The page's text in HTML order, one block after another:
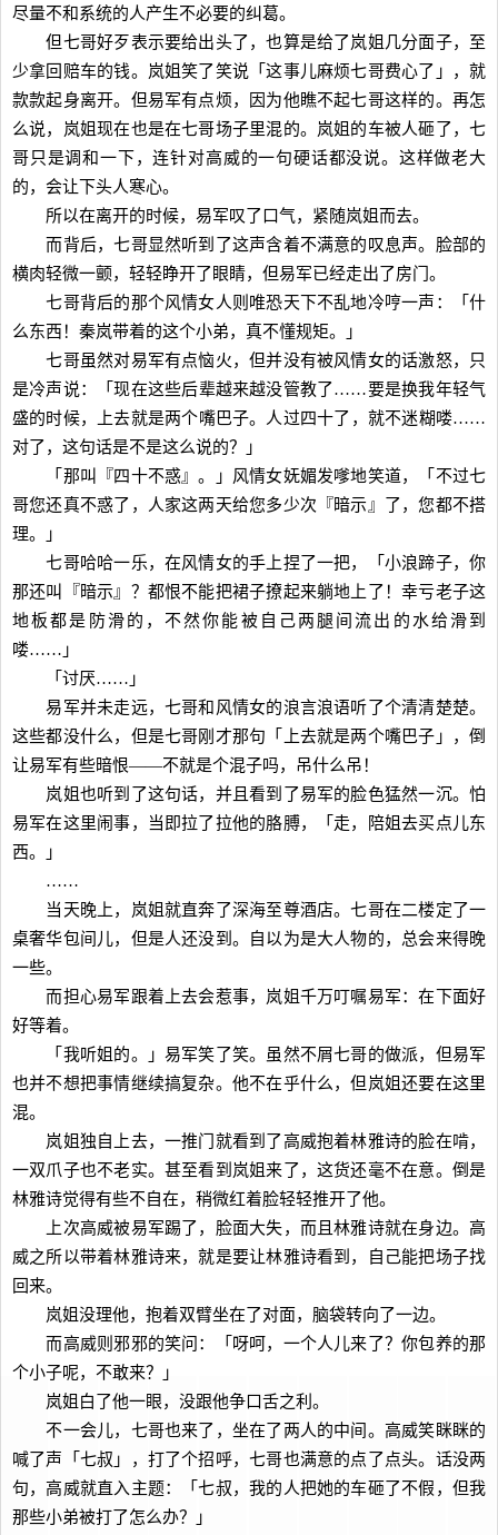
尽量不和系统的人产生不必要的纠葛。
但七哥好歹表示要给出头了，也算是给了岚姐几分面子，至
少拿回赔车的钱。岚姐笑了笑说「这事儿麻烦七哥费心了」，就
款款起身离开。但易军有点烦，因为他瞧不起七哥这样的。再怎
么说，岚姐现在也是在七哥场子里混的。岚姐的车被人砸了，七
哥只是调和一下，连针对高威的一句硬话都没说。这样做老大
的，会让下头人寒心。
所以在离开的时候，易军叹了口气，紧随岚姐而去。
而背后，七哥显然听到了这声含着不满意的叹息声。脸部的
横肉轻微一颤，轻轻睁开了眼睛，但易军已经走出了房门。
七哥背后的那个风情女人则唯恐天下不乱地冷哼一声：「什
么东西！秦岚带着的这个小弟，真不懂规矩。」
七哥虽然对易军有点恼火，但并没有被风情女的话激怒，只
是冷声说：「现在这些后辈越来越没管教了……要是换我年轻气
盛的时候，上去就是两个嘴巴子。人过四十了，就不迷糊喽……
对了，这句话是不是这么说的？」
「那叫『四十不惑』。」风情女妩媚发嗲地笑道，「不过七
哥您还真不惑了，人家这两天给您多少次『暗示』了，您都不搭
理。」
七哥哈哈一乐，在风情女的手上捏了一把，「小浪蹄子，你
那还叫『暗示』？都恨不能把裙子撩起来躺地上了！幸亏老子这
地板都是防滑的，不然你能被自己两腿间流出的水给滑到
喽……」
「讨厌……」
易军并未走远，七哥和风情女的浪言浪语听了个清清楚楚。
这些都没什么，但是七哥刚才那句「上去就是两个嘴巴子」，倒
让易军有些暗恨——不就是个混子吗，吊什么吊！
岚姐也听到了这句话，并且看到了易军的脸色猛然一沉。怕
易军在这里闹事，当即拉了拉他的胳膊，「走，陪姐去买点儿东
西。」
……
当天晚上，岚姐就直奔了深海至尊酒店。七哥在二楼定了一
桌奢华包间儿，但是人还没到。自以为是大人物的，总会来得晚
一些。
而担心易军跟着上去会惹事，岚姐千万叮嘱易军：在下面好
好等着。
「我听姐的。」易军笑了笑。虽然不屑七哥的做派，但易军
也并不想把事情继续搞复杂。他不在乎什么，但岚姐还要在这里
混。
岚姐独自上去，一推门就看到了高威抱着林雅诗的脸在啃，
一双爪子也不老实。甚至看到岚姐来了，这货还毫不在意。倒是
林雅诗觉得有些不自在，稍微红着脸轻轻推开了他。
上次高威被易军踢了，脸面大失，而且林雅诗就在身边。高
威之所以带着林雅诗来，就是要让林雅诗看到，自己能把场子找
回来。
岚姐没理他，抱着双臂坐在了对面，脑袋转向了一边。
而高威则邪邪的笑问：「呀呵，一个人儿来了？你包养的那
个小子呢，不敢来？」
岚姐白了他一眼，没跟他争口舌之利。
不一会儿，七哥也来了，坐在了两人的中间。高威笑眯眯的
喊了声「七叔」，打了个招呼，七哥也满意的点了点头。话没两
句，高威就直入主题：「七叔，我的人把她的车砸了不假，但我
那些小弟被打了怎么办？」